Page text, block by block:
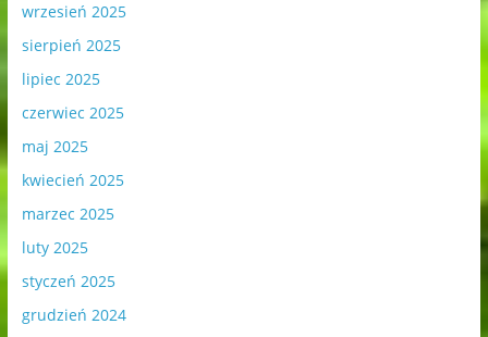
wrzesień 2025
sierpień 2025
lipiec 2025
czerwiec 2025
maj 2025
kwiecień 2025
marzec 2025
luty 2025
styczeń 2025
grudzień 2024